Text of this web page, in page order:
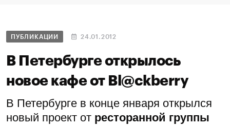
ПУБЛИКАЦИИ 24.01.2012
В Петербурге открылось
новое кафе от Bl@ckberry
В Петербурге в конце января открылся
новый проект от ресторанной группы